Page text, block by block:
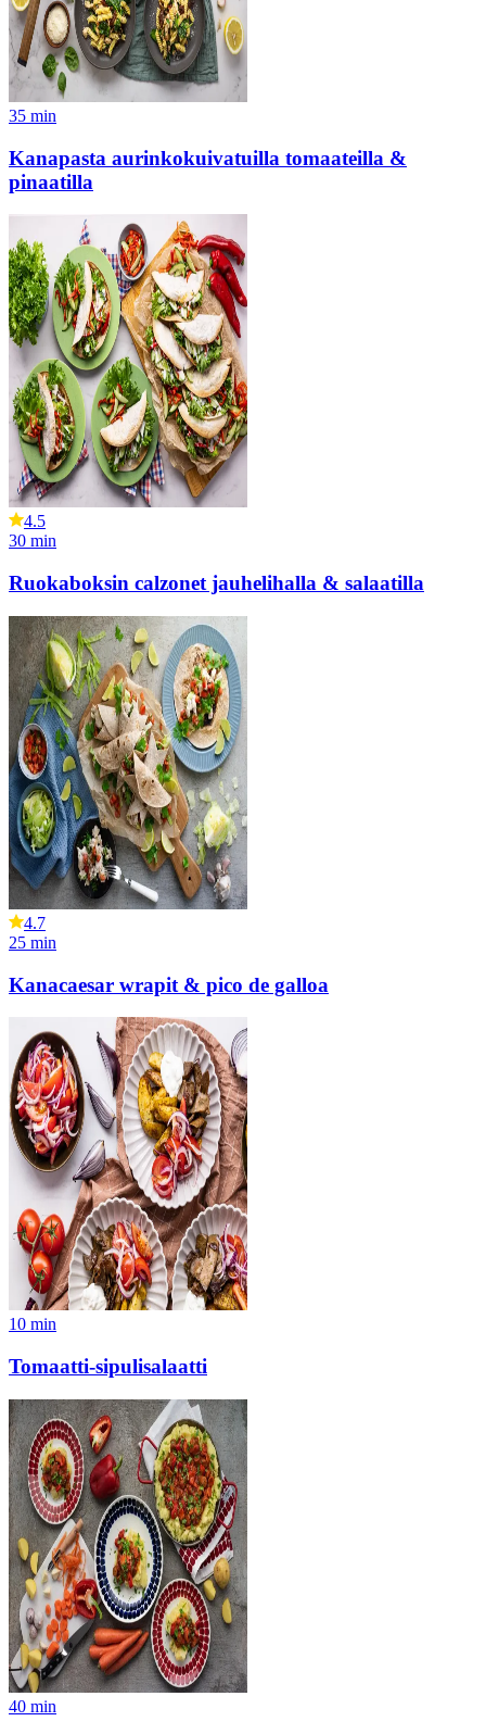
35 min
Kanapasta aurinkokuivatuilla tomaateilla &
pinaatilla
4.5
30 min
Ruokaboksin calzonet jauhelihalla & salaatilla
4.7
25 min
Kanacaesar wrapit & pico de galloa
10 min
Tomaatti-sipulisalaatti
40 min